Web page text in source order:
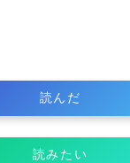
読んだ
読みたい